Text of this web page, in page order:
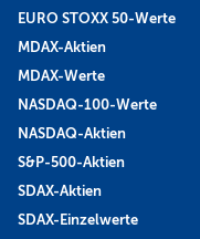
EURO STOXX 50-Werte
MDAX-Aktien
MDAX-Werte
NASDAQ-100-Werte
NASDAQ-Aktien
S&P-500-Aktien
SDAX-Aktien
SDAX-Einzelwerte